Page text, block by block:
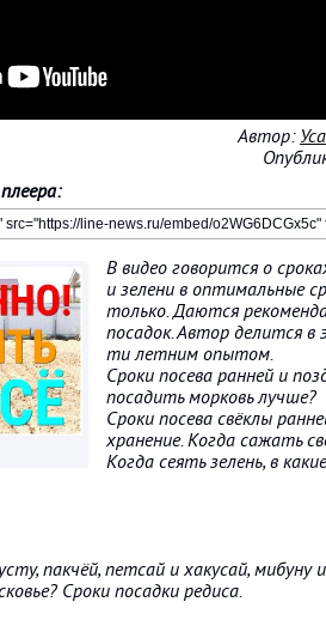
Автор:
В видео говорится о
и зелени в оптимальные
только. Даются
посадок. Автор делится в
ти летним опытом.
Сроки посева ранней и
посадить морковь лучше?
Сроки посева свёклы
хранение. Когда сажать
Когда сеять зелень, в
пакчёй, петсай и хакусай, мибуну
Сроки посадки редиса.